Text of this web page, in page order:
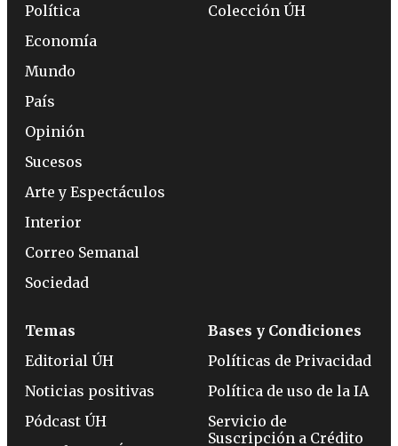
Política
Economía
Mundo
País
Opinión
Sucesos
Arte y Espectáculos
Interior
Correo Semanal
Sociedad
Colección ÚH
Temas
Editorial ÚH
Noticias positivas
Pódcast ÚH
Bases y Condiciones
Políticas de Privacidad
Política de uso de la IA
Servicio de
Suscripción a Crédito